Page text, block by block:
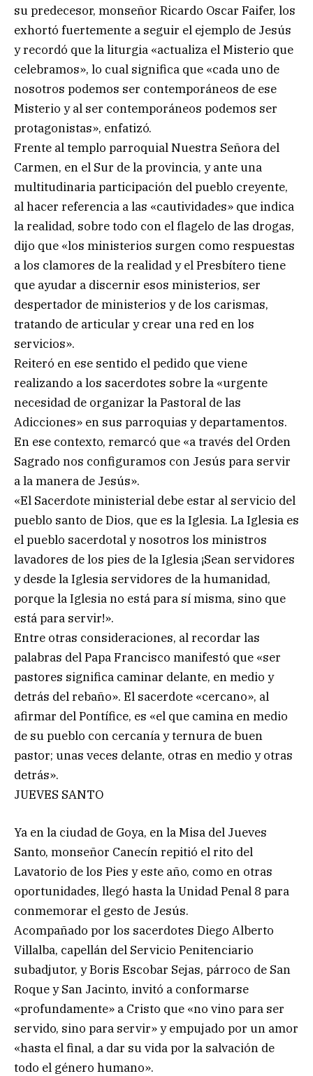
su predecesor, monseñor Ricardo Oscar Faifer, los
exhortó fuertemente a seguir el ejemplo de Jesús
y recordó que la liturgia «actualiza el Misterio que
celebramos», lo cual significa que «cada uno de
nosotros podemos ser contemporáneos de ese
Misterio y al ser contemporáneos podemos ser
protagonistas», enfatizó.
Frente al templo parroquial Nuestra Señora del
Carmen, en el Sur de la provincia, y ante una
multitudinaria participación del pueblo creyente,
al hacer referencia a las «cautividades» que indica
la realidad, sobre todo con el flagelo de las drogas,
dijo que «los ministerios surgen como respuestas
a los clamores de la realidad y el Presbítero tiene
que ayudar a discernir esos ministerios, ser
despertador de ministerios y de los carismas,
tratando de articular y crear una red en los
servicios».
Reiteró en ese sentido el pedido que viene
realizando a los sacerdotes sobre la «urgente
necesidad de organizar la Pastoral de las
Adicciones» en sus parroquias y departamentos.
En ese contexto, remarcó que «a través del Orden
Sagrado nos configuramos con Jesús para servir
a la manera de Jesús».
«El Sacerdote ministerial debe estar al servicio del
pueblo santo de Dios, que es la Iglesia. La Iglesia es
el pueblo sacerdotal y nosotros los ministros
lavadores de los pies de la Iglesia ¡Sean servidores
y desde la Iglesia servidores de la humanidad,
porque la Iglesia no está para sí misma, sino que
está para servir!».
Entre otras consideraciones, al recordar las
palabras del Papa Francisco manifestó que «ser
pastores significa caminar delante, en medio y
detrás del rebaño». El sacerdote «cercano», al
afirmar del Pontífice, es «el que camina en medio
de su pueblo con cercanía y ternura de buen
pastor; unas veces delante, otras en medio y otras
detrás».
JUEVES SANTO
Ya en la ciudad de Goya, en la Misa del Jueves
Santo, monseñor Canecín repitió el rito del
Lavatorio de los Pies y este año, como en otras
oportunidades, llegó hasta la Unidad Penal 8 para
conmemorar el gesto de Jesús.
Acompañado por los sacerdotes Diego Alberto
Villalba, capellán del Servicio Penitenciario
subadjutor, y Boris Escobar Sejas, párroco de San
Roque y San Jacinto, invitó a conformarse
«profundamente» a Cristo que «no vino para ser
servido, sino para servir» y empujado por un amor
«hasta el final, a dar su vida por la salvación de
todo el género humano».